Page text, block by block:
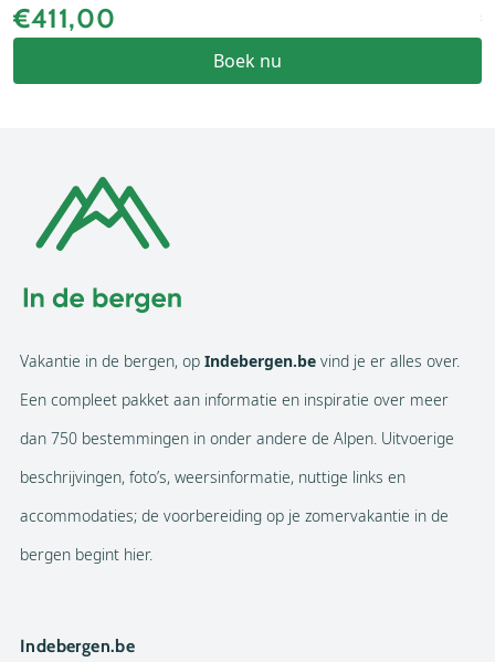
€411,00
Boek nu
Vakantie in de bergen, op Indebergen.be vind je er alles over.
Een compleet pakket aan informatie en inspiratie over meer
dan 750 bestemmingen in onder andere de Alpen. Uitvoerige
beschrijvingen, foto’s, weersinformatie, nuttige links en
accommodaties; de voorbereiding op je zomervakantie in de
bergen begint hier.
Indebergen.be